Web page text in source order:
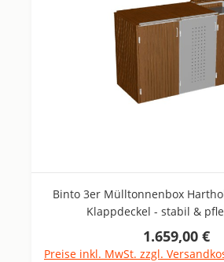
Binto 3er Mülltonnenbox
Klappdeckel - stabil &
Regulärer Preis:
1.659,00 €
Preise inkl. MwSt. zzgl.